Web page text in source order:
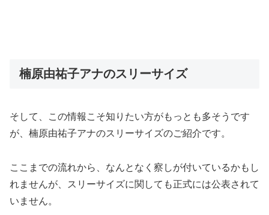
楠原由祐子アナのスリーサイズ
そして、この情報こそ知りたい方がもっとも多そうです
が、楠原由祐子アナのスリーサイズのご紹介です。
ここまでの流れから、なんとなく察しが付いているかもし
れませんが、スリーサイズに関しても正式には公表されて
いません。